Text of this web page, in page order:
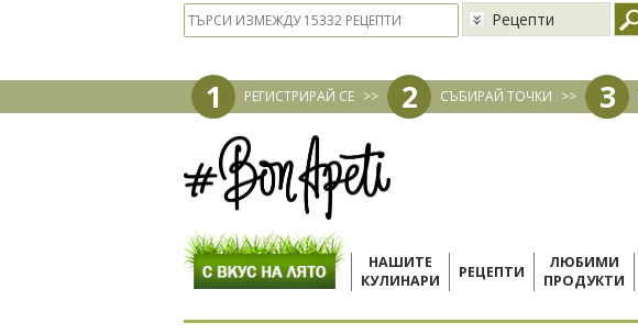
Рецепти
1 РЕГИСТРИРАЙ СЕ >> 2 СЪБИРАЙ ТОЧКИ >> 3
НАШИТЕ
КУЛИНАРИ
РЕЦЕПТИ
ЛЮБИМИ
ПРОДУКТИ